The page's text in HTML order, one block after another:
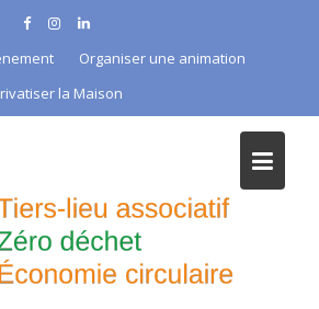
Organiser une animation
la Maison